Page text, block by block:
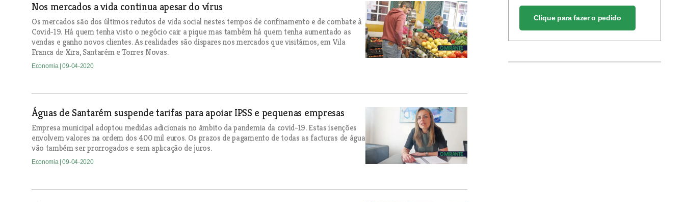
Nos mercados a vida continua apesar do vírus
Os mercados são dos últimos redutos de vida social nestes tempos de confinamento e de combate à
Covid-19. Há quem tenha visto o negócio cair a pique mas também há quem tenha aumentado as
vendas e ganho novos clientes. As realidades são díspares nos mercados que visitámos, em Vila
Franca de Xira, Santarém e Torres Novas.
Economia | 09-04-2020
Águas de Santarém suspende tarifas para apoiar IPSS e pequenas empresas
Empresa municipal adoptou medidas adicionais no âmbito da pandemia da covid-19. Estas isenções
envolvem valores na ordem dos 400 mil euros. Os prazos de pagamento de todas as facturas de água
vão também ser prorrogados e sem aplicação de juros.
Economia | 09-04-2020
Clique para fazer o pedido